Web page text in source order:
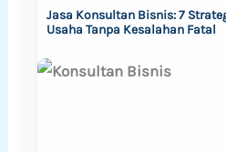
Jasa Konsultan Bisnis: 7
Usaha Tanpa Kesalahan Fatal